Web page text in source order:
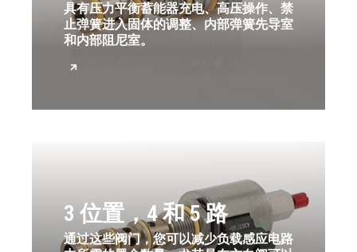
具有压力平衡蓄能器充电、高压操作、禁
止弹簧进入固体的调整、内部弹簧先导室
和内部阻尼室。
3 位置，4 和 5 路
通过这些阀门，您可以减少负载感应电路